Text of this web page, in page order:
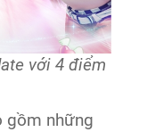
với 4 điểm
gồm những